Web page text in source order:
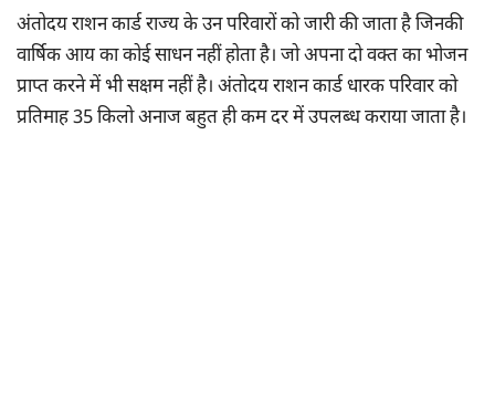
अंतोदय राशन कार्ड राज्य के उन परिवारों को जारी की जाता है जिनकी
वार्षिक आय का कोई साधन नहीं होता है। जो अपना दो वक्त का भोजन
प्राप्त करने में भी सक्षम नहीं है। अंतोदय राशन कार्ड धारक परिवार को
प्रतिमाह 35 किलो अनाज बहुत ही कम दर में उपलब्ध कराया जाता है।